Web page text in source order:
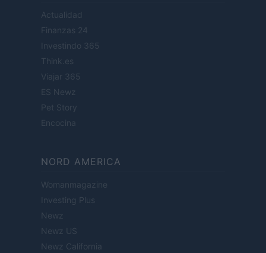
Actualidad
Finanzas 24
Investindo 365
Think.es
Viajar 365
ES Newz
Pet Story
Encocina
NORD AMERICA
Womanmagazine
Investing Plus
Newz
Newz US
Newz California